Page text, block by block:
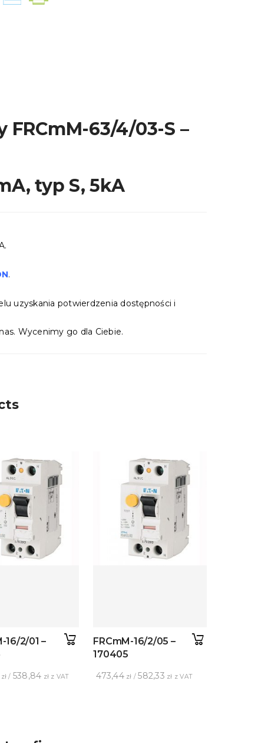
63/4/03-S –
typ S, 5kA
.
uzyskania potwierdzenia dostępności i
Wycenimy go dla Ciebie.
16/2/01 –
zł / 538,84 zł z VAT
FRCmM-16/2/05 –
170405
473,44zł /582,33 zł z VAT